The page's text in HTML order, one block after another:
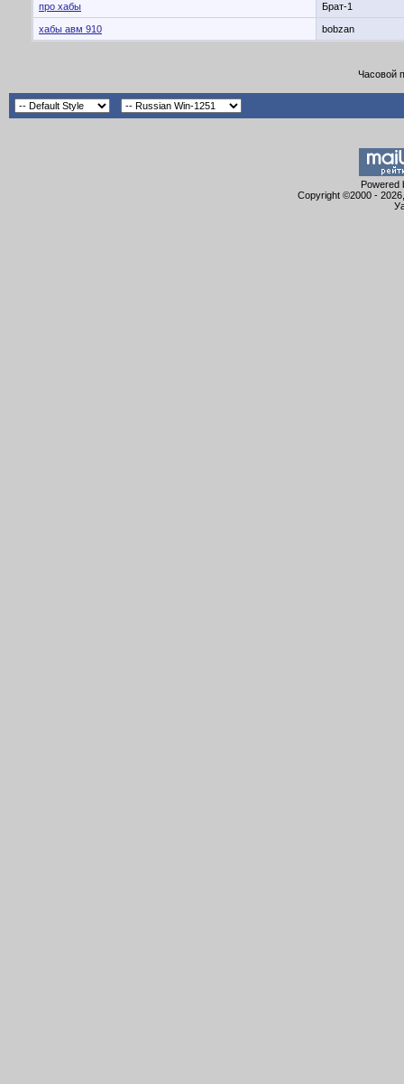
про хабы Брат-1
хабы авм 910 bobzan
Часовой
Powered
Copyright ©2000 -